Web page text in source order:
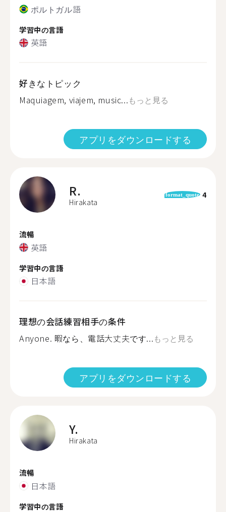
ポルトガル語
学習中の言語
英語
好きなトピック
Maquiagem, viajem, music...もっと見る
アプリをダウンロードする
R.
Hirakata
format_quote 4
流暢
英語
学習中の言語
日本語
理想の会話練習相手の条件
Anyone. 暇なら、電話大丈夫です...もっと見る
アプリをダウンロードする
Y.
Hirakata
流暢
日本語
学習中の言語